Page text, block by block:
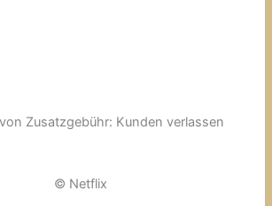
Zusatzgebühr: Kunden verlassen